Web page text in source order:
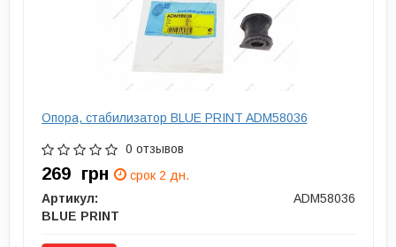
Опора, стабилизатор BLUE PRINT ADM58036
0 отзывов
269 грн
срок 2 дн.
Артикул:
ADM58036
BLUE PRINT